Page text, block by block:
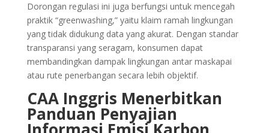
Dorongan regulasi ini juga berfungsi untuk mencegah
praktik “greenwashing,” yaitu klaim ramah lingkungan
yang tidak didukung data yang akurat. Dengan standar
transparansi yang seragam, konsumen dapat
membandingkan dampak lingkungan antar maskapai
atau rute penerbangan secara lebih objektif.
CAA Inggris Menerbitkan
Panduan Penyajian